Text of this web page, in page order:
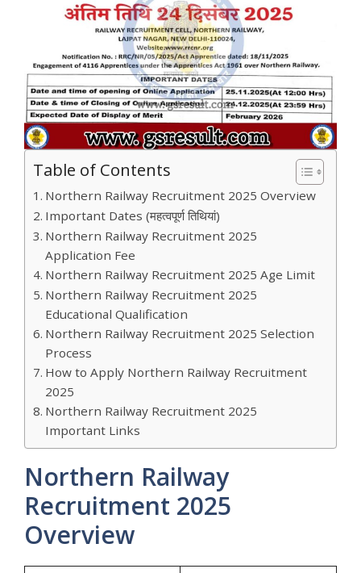
Table of Contents
Northern Railway Recruitment 2025 Overview
Important Dates (महत्वपूर्ण तिथियां)
Northern Railway Recruitment 2025
Application Fee
Northern Railway Recruitment 2025 Age Limit
Northern Railway Recruitment 2025
Educational Qualification
Northern Railway Recruitment 2025 Selection
Process
How to Apply Northern Railway Recruitment
2025
Northern Railway Recruitment 2025
Important Links
Northern Railway
Recruitment 2025
Overview